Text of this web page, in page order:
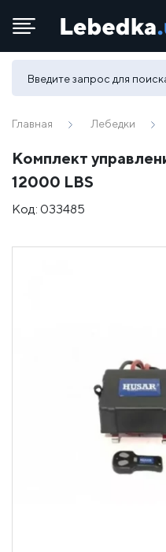
(067)
Главная Лебедки
Комплект
12000 LBS
Код: 033485